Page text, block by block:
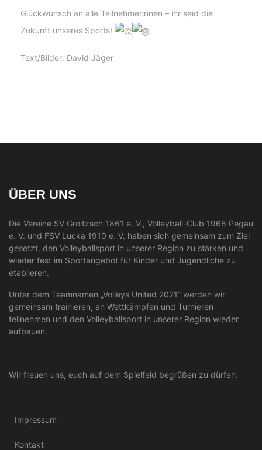
Glückwunsch an alle Teilnehmerinnen – ihr seid die
Zukunft unseres Sports!
Text/Bilder: David Jäger
ÜBER UNS
Die Vereine SV Groitzsch 1861 e. V., Volleyball-Club 1968 Pegau
e. V. und FSV Lucka 1910 e. V. haben sich gemeinsam zum Ziel
gesetzt, den Volleyballsport in unserer Region zu stärken und
wieder fest im Sportangebot für Kinder und Jugendliche zu
etablieren.
Unter dem Teamnamen „Volleys United 2021“ werden wir
gemeinsam trainieren, an Wettkämpfen und Turnieren
teilnehmen und den Volleyballsport in unserer Region wieder
aufbauen.
Wir freuen uns, euch auf dem Spielfeld begrüßen zu dürfen.
Impressum
Kontakt